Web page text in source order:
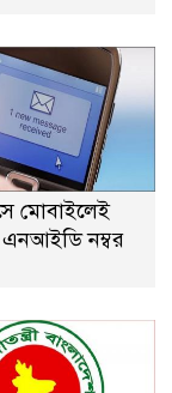
মোবাইলেই
এনআইডি নম্বর